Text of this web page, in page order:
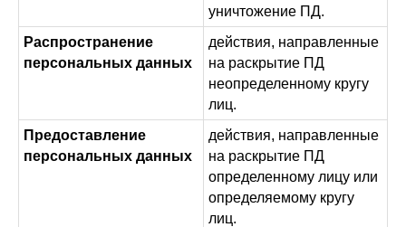
уничтожение ПД.
Распространение
персональных данных
действия, направленные
на раскрытие ПД
неопределенному кругу
лиц.
Предоставление
персональных данных
действия, направленные
на раскрытие ПД
определенному лицу или
определяемому кругу
лиц.